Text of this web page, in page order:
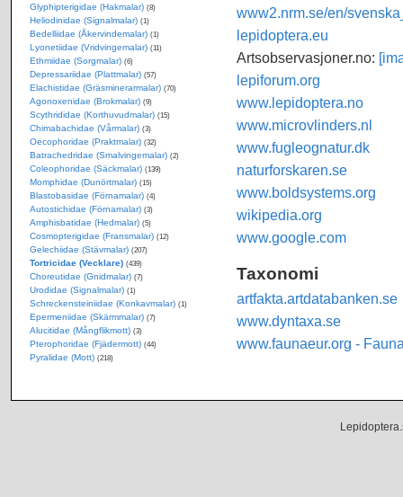
www2.nrm.se/en/
lepidoptera.eu
Artsobservasjoner.no:
lepiforum.org
www.lepidoptera.no
www.microvlinders.nl
www.fugleognatur.dk
naturforskaren.se
www.boldsystems.org
wikipedia.org
www.google.com
Taxonomi
artfakta.artdatabanken.se
www.dyntaxa.se
www.faunaeur.org -
Glyphipterigidae (Hakmalar) (8)
Heliodinidae (Signalmalar) (1)
Bedelliidae (Åkervindemalar) (1)
Lyonetiidae (Vridvingemalar) (11)
Ethmiidae (Sorgmalar) (6)
Depressariidae (Plattmalar) (57)
Elachistidae (Gräsminerarmalar) (70)
Agonoxenidae (Brokmalar) (9)
Scythrididae (Korthuvudmalar) (15)
Chimabachidae (Vårmalar) (3)
Oecophoridae (Praktmalar) (32)
Batrachedridae (Smalvingemalar) (2)
Coleophoridae (Säckmalar) (139)
Momphidae (Dunörtmalar) (15)
Blastobasidae (Förnamalar) (4)
Autostichidae (Förnamalar) (3)
Amphisbatidae (Hedmalar) (5)
Cosmopterigidae (Fransmalar) (12)
Gelechiidae (Stävmalar) (207)
Tortricidae (Vecklare) (439)
Choreutidae (Gnidmalar) (7)
Urodidae (Signalmalar) (1)
Schreckensteiniidae (Konkavmalar) (1)
Epermeniidae (Skärmmalar) (7)
Alucitidae (Mångflikmott) (3)
Pterophoridae (Fjädermott) (44)
Pyralidae (Mott) (218)